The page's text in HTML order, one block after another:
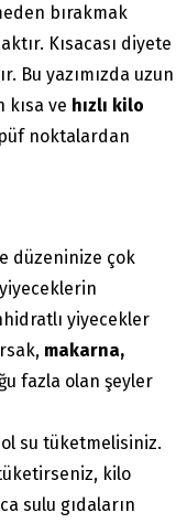
bırakmak
Kısacası diyete
Bu yazımızda uzun
kısa ve hızlı kilo
noktalardan
düzeninize çok
yiyecekler
makarna,
fazla olan şeyler
su tüketmelisiniz.
kilo
sulu gıdaların